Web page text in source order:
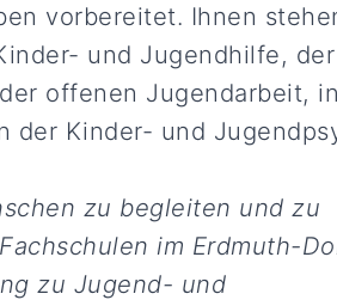
vorbereitet. Ihnen
und Jugendhilfe, der
offenen Jugendarbeit, in
der Kinder- und
zu begleiten und zu
im Erdmuth-
zu Jugend- und